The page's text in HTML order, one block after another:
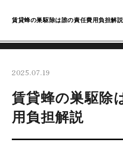
賃貸蜂の巣駆除は誰の責任費用負担解説
2025.07.19
賃貸蜂の巣駆除
用負担解説